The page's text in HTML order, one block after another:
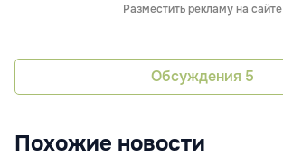
Разместить рекламу на сайте
Обсуждения 5
Похожие новости